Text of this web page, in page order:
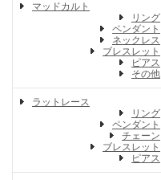
マッドカルト
リング
ペンダント
ネックレス
ブレスレット
ピアス
その他
ラットレース
リング
ペンダント
チェーン
ブレスレット
ピアス